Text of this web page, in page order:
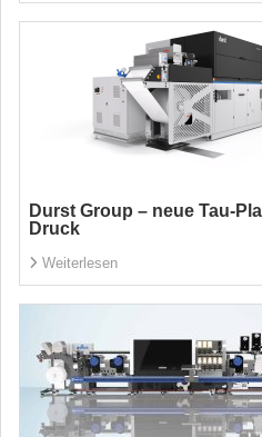
Durst Group – neue Tau-
Druck
Weiterlesen